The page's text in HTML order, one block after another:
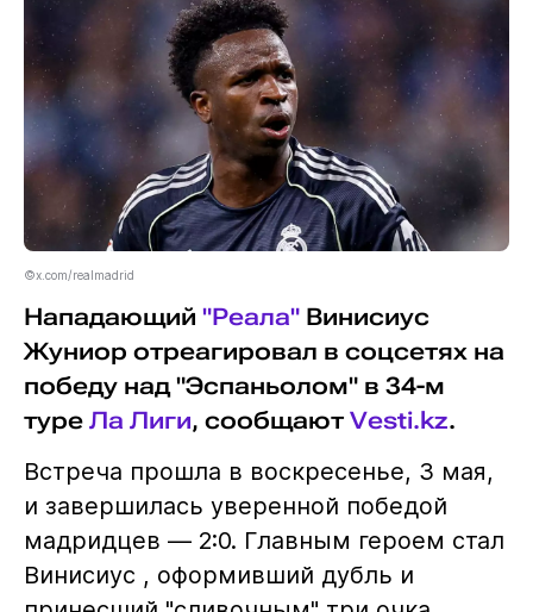
©x.com/realmadrid
Нападающий "Реала"Винисиус
Жуниор отреагировал в соцсетях на
победу над "Эспаньолом" в 34-м
туре Ла Лиги, сообщают Vesti.kz.
Встреча прошла в воскресенье, 3 мая,
и завершилась уверенной победой
мадридцев — 2:0. Главным героем стал
Винисиус , оформивший дубль и